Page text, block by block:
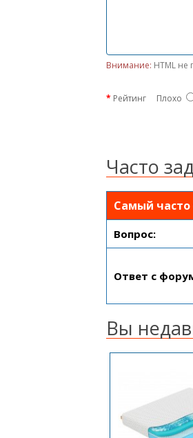
Внимание: HTML не
Рейтинг Плохо
Часто
Самый
Вопрос:
Ответ с
Вы